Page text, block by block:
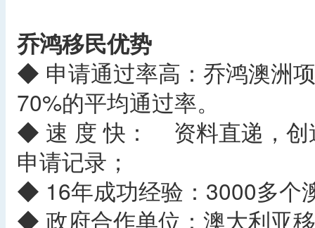
乔鸿移民优势
◆ 申请通过率高：乔鸿澳洲
70%的平均通过率。
◆ 速 度 快： 资料直递，创
申请记录；
◆ 16年成功经验：3000多个
◆ 政府合作单位：澳大利亚